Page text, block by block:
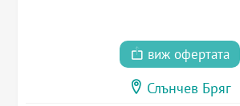
виж офертата
Слънчев Бряг